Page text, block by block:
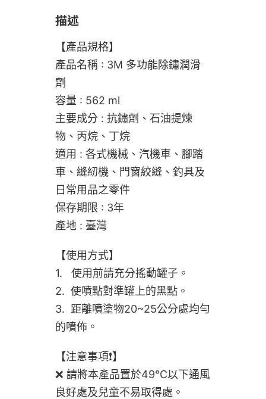
描述
【產品規格】
產品名稱 : 3M 多功能除鏽潤滑
劑
容量 : 562 ml
主要成分 : 抗鏽劑、石油提煉
物、丙烷、丁烷
適用 : 各式機械、汽機車、腳踏
車、縫紉機、門窗絞縫、釣具及
日常用品之零件
保存期限 : 3年
產地 : 臺灣
【使用方式】
1. 使用前請充分搖動罐子。
2. 使噴點對準罐上的黑點。
3. 距離噴塗物20~25公分處均勻
的噴佈。
【注意事項❗】
❌ 請將本產品置於49℃以下通風
良好處及兒童不易取得處。